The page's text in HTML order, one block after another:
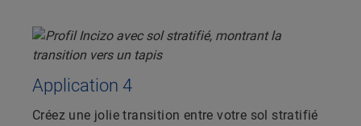
Application 4
Créez une jolie transition entre votre sol stratifié